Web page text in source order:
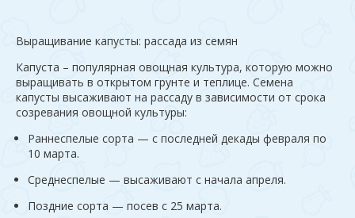
Выращивание капусты: рассада из семян
Капуста – популярная овощная культура, которую можно
выращивать в открытом грунте и теплице. Семена
капусты высаживают на рассаду в зависимости от срока
созревания овощной культуры:
Раннеспелые сорта — с последней декады февраля по
10 марта.
Среднеспелые — высаживают с начала апреля.
Поздние сорта — посев с 25 марта.